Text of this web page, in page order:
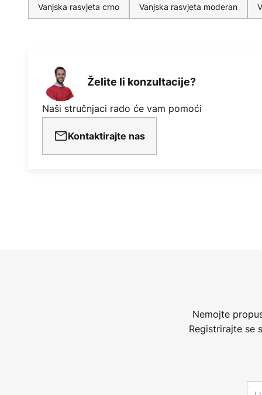
Vanjska rasvjeta crno Vanjska rasvjeta moderan
Želite li konzultacije?
Naši stručnjaci rado će vam pomoći
Kontaktirajte nas
Nemojte
Registrirajte se